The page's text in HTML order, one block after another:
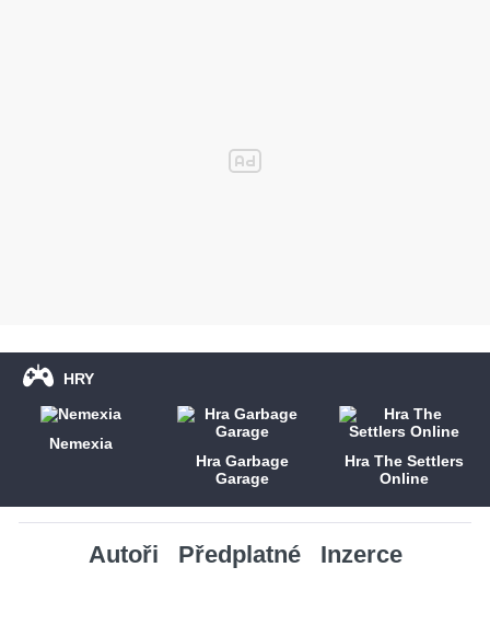
HRY
Nemexia
Hra Garbage
Garage
Hra The Settlers
Online
Autoři Předplatné Inzerce